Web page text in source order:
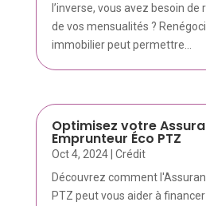
l’inverse, vous avez besoin
de vos mensualités ?
immobilier peut permettre...
Optimisez votre
Emprunteur Éco PTZ
Oct 4, 2024| Crédit
Découvrez comment
PTZ peut vous aider à